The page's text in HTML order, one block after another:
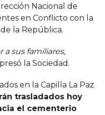
Nacional de
en Conflicto con la
la República.
a sus familiares,
la Sociedad.
en la Capilla La Paz
trasladados hoy
el cementerio